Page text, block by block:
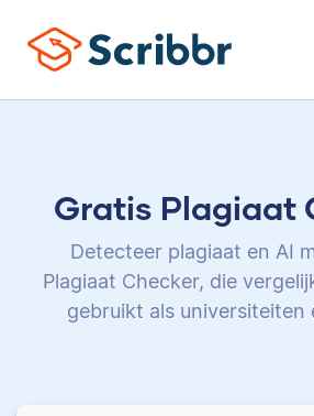
Gratis Plagiaat
Detecteer plagiaat en AI
Plagiaat Checker, die
gebruikt als universiteiten